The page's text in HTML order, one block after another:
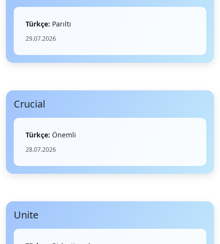
Türkçe: Parıltı
29.07.2026
Crucial
Türkçe: Önemli
28.07.2026
Unite